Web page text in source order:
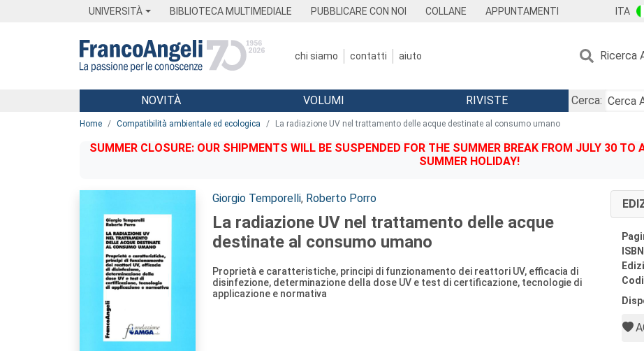
UNIVERSITÀ BIBLIOTECA MULTIMEDIALE PUBBLICARE CON NOI COLLANE APPUNTAMENTI ITA
chi siamo contatti aiuto Ricerca
Menu
NOVITÀ VOLUMI RIVISTE
Cerca:
Home Compatibilità ambientale ed ecologica La radiazione UV nel trattamento delle acque destinate al consumo umano
SUMMER CLOSURE: OUR SHIPMENTS WILL BE SUSPENDED FOR THE SUMMER BREAK FROM JULY 30 TO
SUMMER HOLIDAY!
Autori:
Giorgio Temporelli, Roberto Porro
La radiazione UV nel trattamento delle acque
destinate al consumo umano
Proprietà e caratteristiche, principi di funzionamento dei reattori UV, efficacia di
disinfezione, determinazione della dose UV e test di certificazione, tecnologie di
applicazione e normativa